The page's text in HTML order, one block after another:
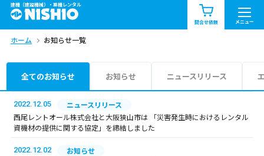
建機（建設機械）・重機レンタル
問合せ依頼 メニュー
商品一覧 お知らせ一覧
問合せ依頼リスト
エリア情報を見る
中部 関西
ホーム お知らせ一覧
全てのお知らせ お知らせ ニュースリリース
2022.12.05
ニュースリリース
西尾レントオール株式会社と大阪狭山市は 「災害発生時におけるレンタル
資機材の提供に関する協定」を締結しました
2022.12.02
お知らせ